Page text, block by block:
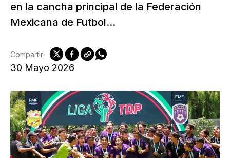
en la cancha principal de la Federación
Mexicana de Futbol...
30 Mayo 2026
Compartir: